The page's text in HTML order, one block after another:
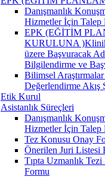
Danışmanlık
Hizmetler İçin Talep
EPK (EĞİTİM
KURULUNA )Klinik
üzere Başvuracak
Bilgilendirme ve
Bilimsel
Değerlendirme Akış
Etik Kurul
Asistanlık Süreçleri
Danışmanlık
Hizmetler İçin Talep
Tez Konusu Onay
Önerilen Juri Listesi
Tıpta Uzmanlık
Formu